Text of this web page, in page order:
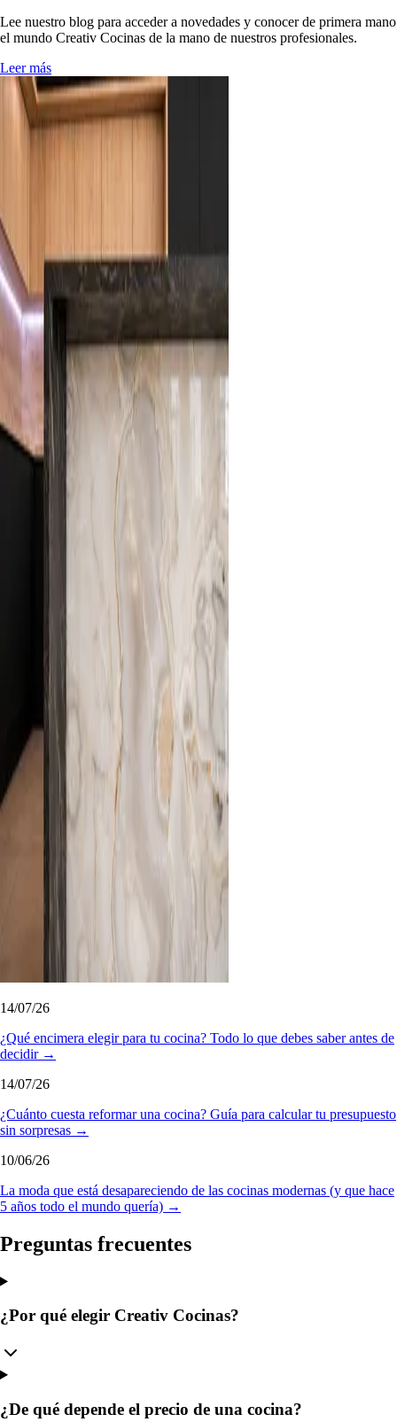
Lee nuestro blog para acceder a novedades y conocer de primera mano
el mundo Creativ Cocinas de la mano de nuestros profesionales.
Leer más
14/07/26
¿Qué encimera elegir para tu cocina? Todo lo que debes saber antes de
decidir →
14/07/26
¿Cuánto cuesta reformar una cocina? Guía para calcular tu presupuesto
sin sorpresas →
10/06/26
La moda que está desapareciendo de las cocinas modernas (y que hace
5 años todo el mundo quería) →
Preguntas frecuentes
¿Por qué elegir Creativ Cocinas?
¿De qué depende el precio de una cocina?